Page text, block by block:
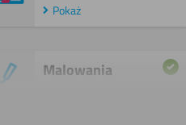
Pokaż
Malowania